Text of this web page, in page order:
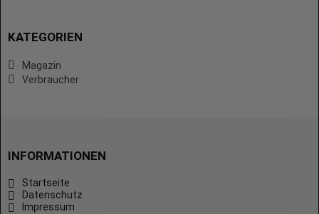
KATEGORIEN
Magazin
Verbraucher
INFORMATIONEN
Startseite
Datenschutz
Impressum